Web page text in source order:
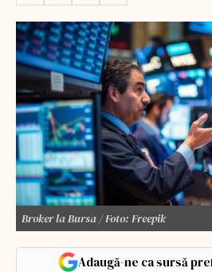
Broker la Bursa / Foto: Freepik
Adaugă-ne ca sursă